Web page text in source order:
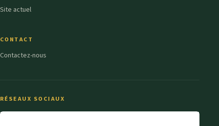
Site actuel
CONTACT
Contactez-nous
RÉSEAUX SOCIAUX